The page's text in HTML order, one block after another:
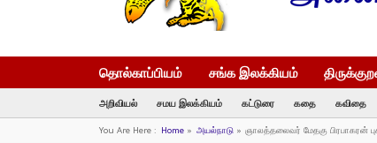
தொல்காப்பியம் சங்க இலக்கியம்
அறிவியல் சமய இலக்கியம் கட்டுரை கதை கவிதை
You Are Here : Home» அயல்நாடு» ஞாலத்தலைவர் மேதகு பிரபாகரன்